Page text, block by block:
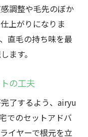
調整や毛先のぼか
上がりになりま
直毛の持ち味を最
ます。
の工夫
了するよう、airyu
でのセットアドバ
イヤーで根元を立